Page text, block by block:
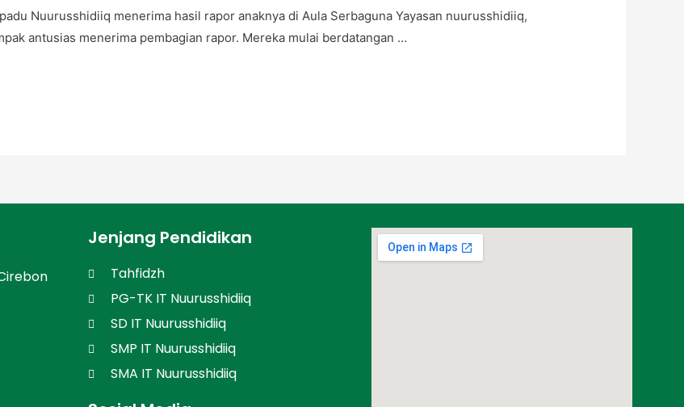
Nuurusshidiiq menerima hasil rapor anaknya di Aula Serbaguna Yayasan nuurusshidiiq,
antusias menerima pembagian rapor. Mereka mulai berdatangan …
Jenjang Pendidikan
Tahfidzh
PG-TK IT Nuurusshidiiq
SD IT Nuurusshidiiq
SMP IT Nuurusshidiiq
SMA IT Nuurusshidiiq